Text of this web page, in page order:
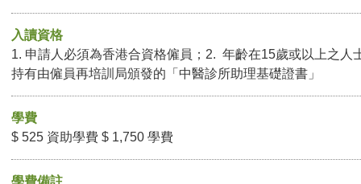
入讀資格
1. 申請人必須為香港合資格僱員；2. 年齡在15歲或以上之人
持有由僱員再培訓局頒發的「中醫診所助理基礎證書」
學費
$ 525 資助學費 $ 1,750 學費